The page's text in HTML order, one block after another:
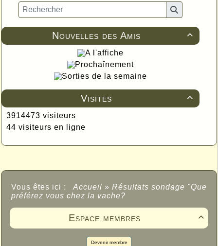

Nouvelles des Amis
A l'affiche
Prochaînement
Sorties de la semaine

Visites
3914473 visiteurs
44 visiteurs en ligne
Vous êtes ici : Accueil » Résultats sondage "Que
préférez vous chez la vache?

Espace membres
Devenir membre